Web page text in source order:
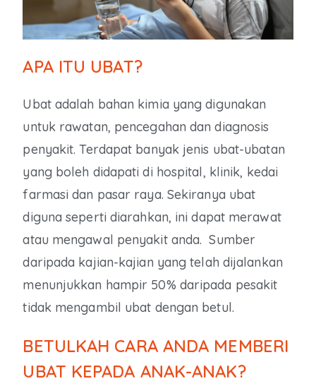
APA ITU UBAT?
Ubat adalah bahan kimia yang digunakan
untuk rawatan, pencegahan dan diagnosis
penyakit. Terdapat banyak jenis ubat-ubatan
yang boleh didapati di hospital, klinik, kedai
farmasi dan pasar raya. Sekiranya ubat
diguna seperti diarahkan, ini dapat merawat
atau mengawal penyakit anda. Sumber
daripada kajian-kajian yang telah dijalankan
menunjukkan hampir 50% daripada pesakit
tidak mengambil ubat dengan betul.
BETULKAH CARA ANDA MEMBERI
UBAT KEPADA ANAK-ANAK?